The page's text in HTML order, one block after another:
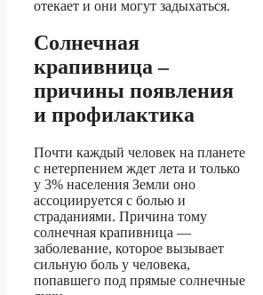
отекает и они могут задыхаться.
Солнечная
крапивница –
причины появления
и профилактика
Почти каждый человек на планете
с нетерпением ждет лета и только
у 3% населения Земли оно
ассоциируется с болью и
страданиями. Причина тому
солнечная крапивница —
заболевание, которое вызывает
сильную боль у человека,
попавшего под прямые солнечные